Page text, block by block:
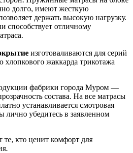
долго, имеют жесткую
держать высокую нагрузку.
способствует отличному
изготоваливаются для серий
хлопкового жаккарда трикотажа
фабрики города Муром —
состава. На все матрасы
устанавливается смотровая
лично убедитесь в заявленном
кто ценит комфорт для